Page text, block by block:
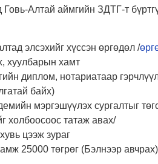
Говь-Алтай аймгийн ЗДТГ-т
элсэхийг хүссэн өргөдөл /
хуулбарын хамт
диплом, нотариатаар
байх)
мэргэшүүлэх сургалтыг
холбоосоос татаж авах/
цээж зураг
25000 төгрөг (Бэлнээр авчрах)